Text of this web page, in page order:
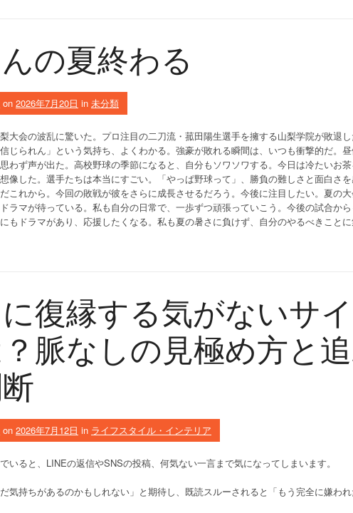
の夏終わる
on 2026年7月20日 in 未分類
大会の波乱に驚いた。プロ注目の二刀流・菰田陽生選手を擁する山梨学院が敗退
じられん」という気持ち、よくわかる。強豪が敗れる瞬間は、いつも衝撃的だ。
わず声が出た。高校野球の季節になると、自分もソワソワする。今日は冷たいお
像した。選手たちは本当にすごい。「やっぱ野球って」、勝負の難しさと面白さ
これから。今回の敗戦が彼をさらに成長させるだろう。今後に注目したい。夏の大
ラマが待っている。私も自分の日常で、一歩ずつ頑張っていこう。今後の試合か
もドラマがあり、応援したくなる。私も夏の暑さに負けず、自分のやるべきことに
復縁する気がないサイ
脈なしの見極め方と
on 2026年7月12日 in ライフスタイル・インテリア
いると、LINEの返信やSNSの投稿、何気ない一言まで気になってしまいます。
気持ちがあるのかもしれない」と期待し、既読スルーされると「もう完全に嫌われ